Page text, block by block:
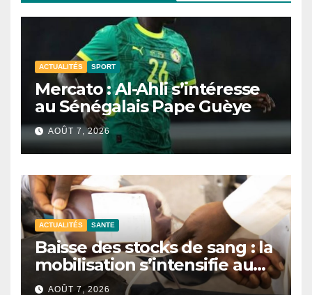
ACTUALITÉS SPORT
Mercato : Al-Ahli s’intéresse
au Sénégalais Pape Guèye
AOÛT 7, 2026
ACTUALITÉS SANTE
Baisse des stocks de sang : la
mobilisation s’intensifie au
CNTS de Dakar.
AOÛT 7, 2026